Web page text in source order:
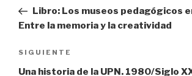
entradas
anterior:
Libro: Los museos pedagógicos
Entre la memoria y la creatividad
Siguiente
entrada
SIGUIENTE
Una historia de la UPN. 1980/Siglo